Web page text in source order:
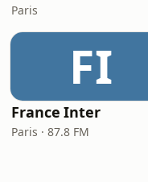
Paris
FI
France Inter
Paris · 87.8 FM